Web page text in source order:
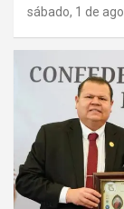
sábado, 1 de